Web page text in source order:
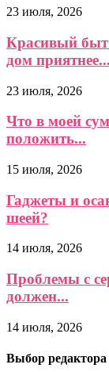
23 июля, 2026
Красивый быт
дом приятнее...
23 июля, 2026
Что в моей
положить...
15 июля, 2026
Гаджеты и
шеей?
14 июля, 2026
Проблемы с
должен...
14 июля, 2026
Выбор редактора